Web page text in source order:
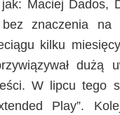
Maciej Dados,
bez znaczenia na
kilku
dużą
W lipcu tego
Play”.